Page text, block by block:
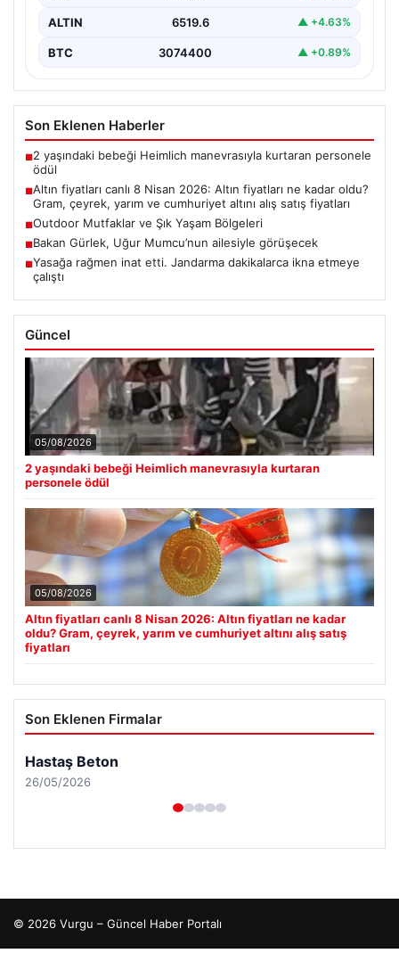
ALTIN 6519.6 ▲ +4.63%
BTC 3074400 ▲ +0.89%
Son Eklenen Haberler
■2 yaşındaki bebeği Heimlich manevrasıyla kurtaran personele
ödül
■Altın fiyatları canlı 8 Nisan 2026: Altın fiyatları ne kadar oldu?
Gram, çeyrek, yarım ve cumhuriyet altını alış satış fiyatları
■Outdoor Mutfaklar ve Şık Yaşam Bölgeleri
■Bakan Gürlek, Uğur Mumcu’nun ailesiyle görüşecek
■Yasağa rağmen inat etti. Jandarma dakikalarca ikna etmeye
çalıştı
Güncel
05/08/2026
2 yaşındaki bebeği Heimlich manevrasıyla kurtaran
personele ödül
05/08/2026
Altın fiyatları canlı 8 Nisan 2026: Altın fiyatları ne kadar
oldu? Gram, çeyrek, yarım ve cumhuriyet altını alış satış
fiyatları
Son Eklenen Firmalar